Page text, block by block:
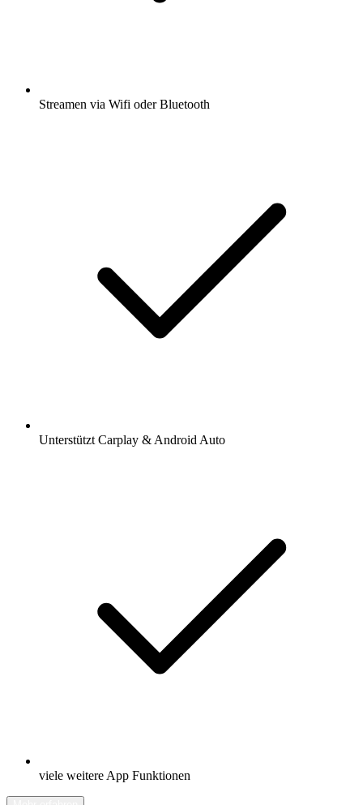
Streamen via Wifi oder Bluetooth
Unterstützt Carplay & Android Auto
viele weitere App Funktionen